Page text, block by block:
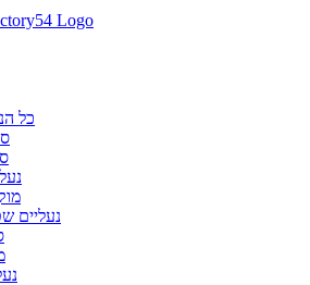
כל
נעליים